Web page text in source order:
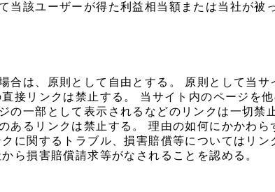
該ユーザーが得た利益相当額または当社が被
合は、原則として自由とする。 原則として当サ
接リンクは禁止する。 当サイト内のページを
の一部として表示されるなどのリンクは一切禁
るリンクは禁止する。 理由の如何にかかわら
に関するトラブル、損害賠償等についてはリン
ら損害賠償請求等がなされることを認める。